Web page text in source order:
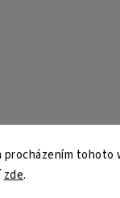
procházením tohoto
zde.